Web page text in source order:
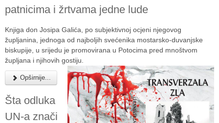
patnicima i žrtvama jedne lude
Knjiga don Josipa Galića, po subjektivnoj ocjeni njegovog
župljanina, jednoga od najboljih svećenika mostarsko-duvanjske
biskupije, u srijedu je promovirana u Potocima pred mnoštvom
župljana i njihovih gostiju.
Opširnije...
Šta odluka
UN-a znači